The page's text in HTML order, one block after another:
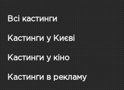
Всі кастинги
Кастинги у Києві
Кастинги у кіно
Кастинги в рекламу